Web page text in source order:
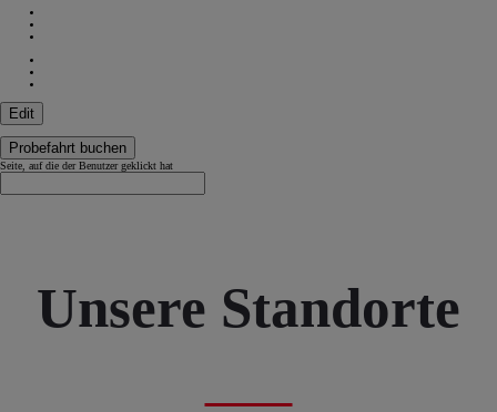
Edit
Probefahrt buchen
Seite, auf die der Benutzer geklickt hat
Unsere Standorte